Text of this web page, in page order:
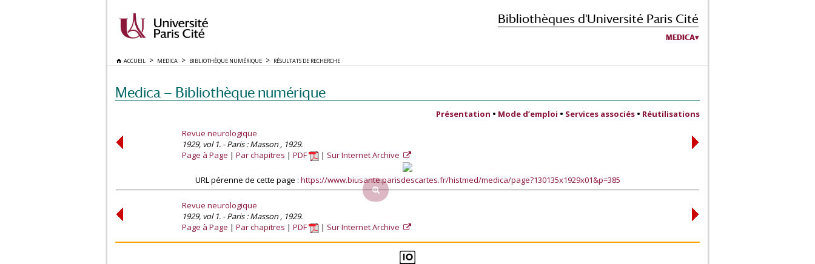
Bibliothèques d'Université Paris Cité
MEDICA
ACCUEIL MEDICA BIBLIOTHÈQUE NUMÉRIQUE RÉSULTATS DE RECHERCHE
Medica — Bibliothèque numérique
Présentation • Mode d’emploi • Services associés • Réutilisations
Revue neurologique
1929, vol 1. - Paris : Masson , 1929.
Page à Page
Par chapitres PDF Sur Internet Archive
URL pérenne de cette page : https://www.biusante.parisdescartes.fr/histmed/medica/page?130135x1929x01&p=385
Revue neurologique
1929, vol 1. - Paris : Masson , 1929.
Page à Page
Par chapitres PDF Sur Internet Archive